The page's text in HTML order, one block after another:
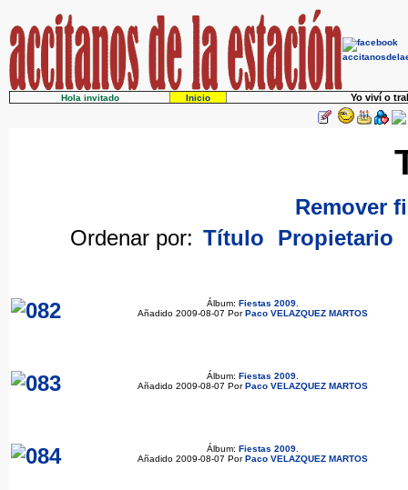
Hola invitado Inicio Yo viví o
Remover
Ordenar por: Título Propietario
Álbum: Fiestas 2009.
Añadido 2009-08-07 PorPaco VELAZQUEZ MARTOS
Álbum: Fiestas 2009.
Añadido 2009-08-07 PorPaco VELAZQUEZ MARTOS
Álbum: Fiestas 2009.
Añadido 2009-08-07 PorPaco VELAZQUEZ MARTOS